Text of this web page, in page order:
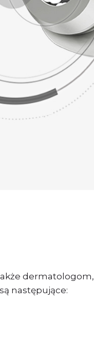
dermatologom,
następujące: